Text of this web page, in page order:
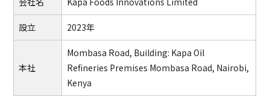
設立 2023年
本社
Mombasa Road, Building: Kapa Oil
Refineries Premises Mombasa Road, Nairobi,
Kenya